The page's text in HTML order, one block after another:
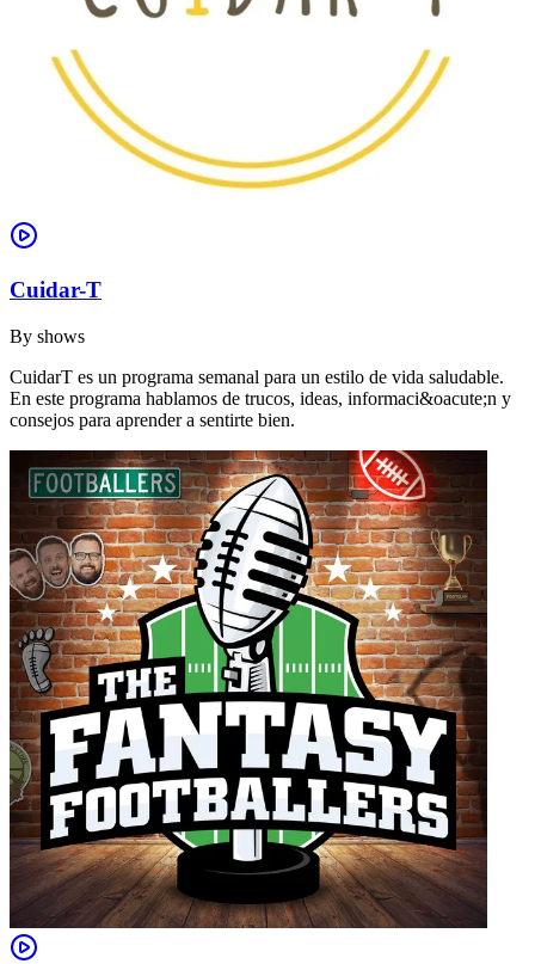
Cuidar-T
By shows
CuidarT es un programa semanal para un estilo de vida saludable.
En este programa hablamos de trucos, ideas, informaci&oacute;n y
consejos para aprender a sentirte bien.